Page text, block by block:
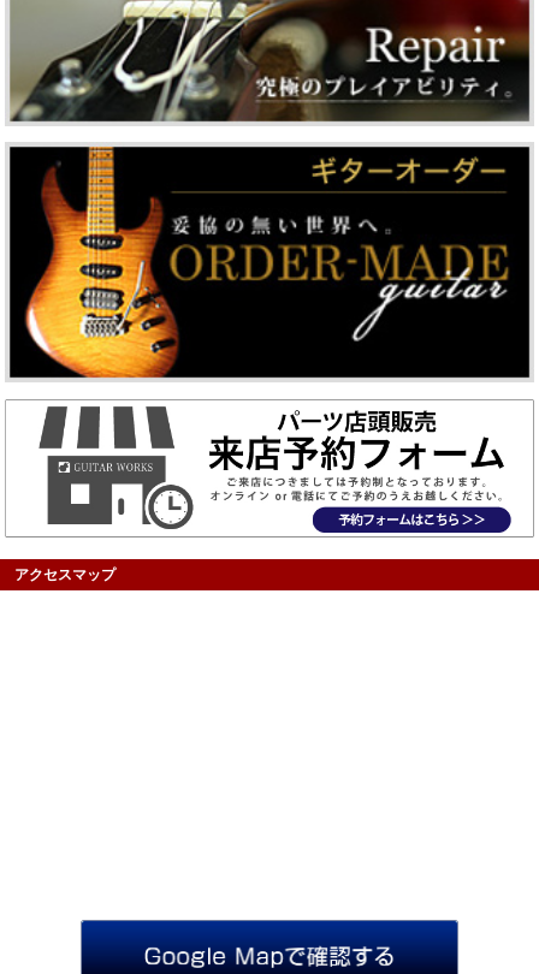
アクセスマップ